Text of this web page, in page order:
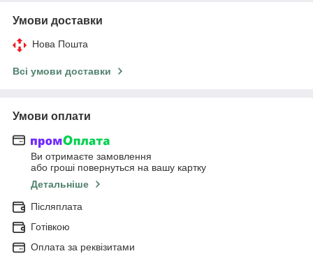
Умови доставки
Нова Пошта
Всі умови доставки
Умови оплати
Ви отримаєте замовлення
або гроші повернуться на вашу картку
Детальніше
Післяплата
Готівкою
Оплата за реквізитами